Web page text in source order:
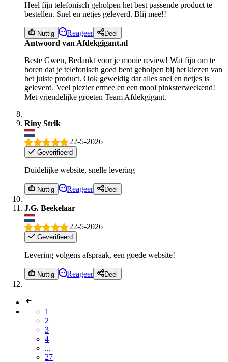
Heel fijn telefonisch geholpen het best passende product te
bestellen. Snel en netjes geleverd. Blij mee!!
Nuttig Reageer Deel
Antwoord van Afdekgigant.nl
Beste Gwen, Bedankt voor je mooie review! Wat fijn om te
horen dat je telefonisch goed bent geholpen bij het kiezen van
het juiste product. Ook geweldig dat alles snel en netjes is
geleverd. Veel plezier ermee en een mooi pinksterweekend!
Met vriendelijke groeten Team Afdekgigant.
Riny Strik
22-5-2026
Geverifieerd
Duidelijke website, snelle levering
Nuttig Reageer Deel
J.G. Beekelaar
22-5-2026
Geverifieerd
Levering volgens afspraak, een goede website!
Nuttig Reageer Deel
1
2
3
4
...
27